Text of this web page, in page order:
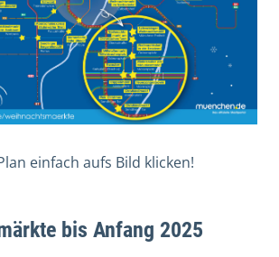
einfach aufs Bild klicken!
bis Anfang 2025